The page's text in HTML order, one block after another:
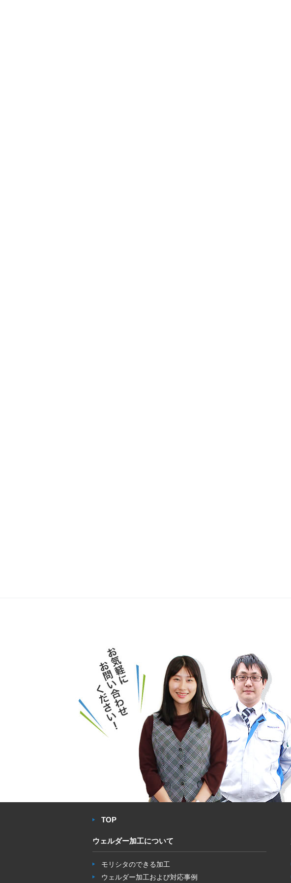
TOP
ウェルダー加工について
モリシタのできる加工
ウェルダー加工および対応事例